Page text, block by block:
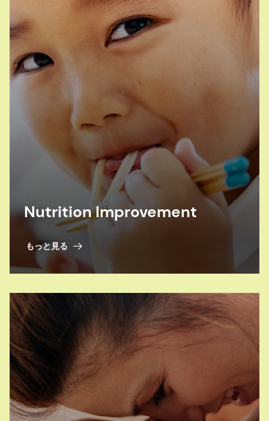
Centers for Disease Control& Prevention (CDC),
4.2d Encephalocele (Q01.0-Q01.83, Q01.9), last
reviewed October 19, 2020、
英国国民保健サービス 妊娠中のビタミン、サプリ
メント、栄養
Johannes Bitzer et al. Women's awareness and
periconceptional use of folic acid: data from
large European survey. Int J Womens Health
Public Health England. Health Matters:
Reproductive health and pregnancy planning
...
page to learn more.
同上、小麦粉の葉酸強化。
同上、小麦粉の葉酸強化。
同上、赤ちゃんの脊椎疾患を予防するため、小麦
粉に葉酸を添加。
同上、赤ちゃんの脊椎疾患を予防するため、小麦
G.ヒスロップ：先天性欠損症予防のために小麦粉
に葉酸を強化する英国の動きが歓迎される。 ベー
カリー＆スナック、2021年。
食品強化イニシアチブ（FFI）：穀物強化の費用対
効果。
H. Pachón 他：小麦粉の葉酸強化：欧州における
先天性欠損症予防のための費用対効果の高い公衆
衛生介入。
Nutrition Improvement
もっと見る